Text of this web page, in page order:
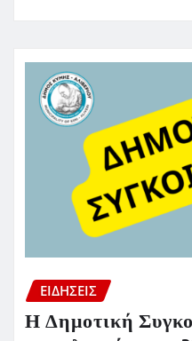
ΕΙΔΗΣΕΙΣ
Η Δημοτική